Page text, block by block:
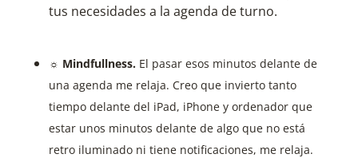
tus necesidades a la agenda de turno.
☼ Mindfullness.El pasar esos minutos delante de
una agenda me relaja. Creo que invierto tanto
tiempo delante del iPad, iPhone y ordenador que
estar unos minutos delante de algo que no está
retro iluminado ni tiene notificaciones, me relaja.